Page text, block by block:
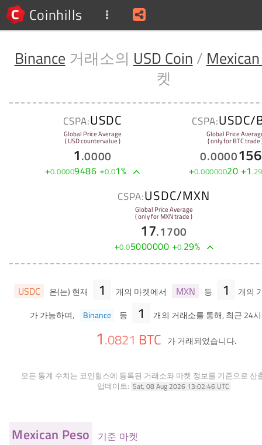
Coinhills
Binance 거래소의 USD Coin /
켓
CSPA:USDC
Global Price Average
( USD countervalue )
1.0000
+0.00009486 +0.01%
CSPA:USDC/
Global Price
( only for BTC trade
0.0000
+0.00000020 +1.29
CSPA:USDC/MXN
Global Price Average
( only for MXN trade )
17.1700
+0.05000000 +0.29%
USDC 은(는) 현재 1 개의 마켓에서 MXN 등 1
개의
가 가능하며,
Binance 등 1 개의 거래소를 통해, 최근 24
1.0821 BTC 가 거래되었습니다.
모든 통계 수치는 코인힐스에 등록된 거래소와 마켓 정보를 기준으로 산
업데이트: Sat, 08 Aug 2026 13:02:46 UTC
Mexican Peso 기준 마켓